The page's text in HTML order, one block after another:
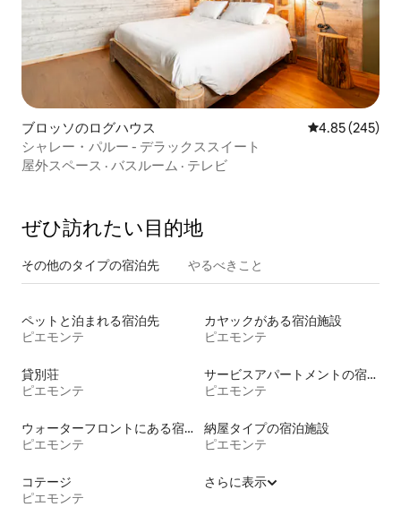
ブロッソのログハウス レビュー245
4.85 (245)
シャレー・パルー - デラックススイート
屋外スペース · バスルーム · テレビ
ぜひ訪⁠れ⁠た⁠い目⁠的⁠地
その他のタ⁠イ⁠プ⁠の宿⁠泊⁠先 やるべきこと
ペットと泊まれる宿泊先
ピエモンテ
カヤックがある宿泊施設
ピエモンテ
貸別荘
ピエモンテ
サービスアパートメントの宿泊施設
ピエモンテ
ウォーターフロントにある宿泊施設
ピエモンテ
納屋タイプの宿泊施設
ピエモンテ
コテージ
ピエモンテ
さらに表示